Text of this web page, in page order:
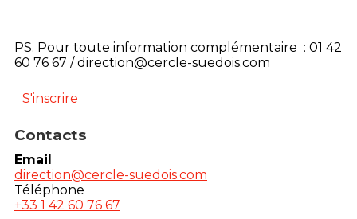
PS. Pour toute information complémentaire : 01 42
60 76 67 / direction@cercle-suedois.com
S'inscrire
Contacts
Email
direction@cercle-suedois.com
Téléphone
+33 1 42 60 76 67